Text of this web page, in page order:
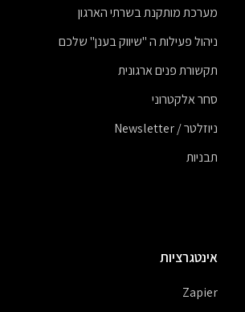
מערכת מותקנת בשרתי הארגון
ניהול פעילות ה "שיווק בענן" שלכם
תקשורת פנים ארגונית
סחר אלקטרוני
ניוזלטר / Newsletter
תבניות
אינטגרציות
Zapier